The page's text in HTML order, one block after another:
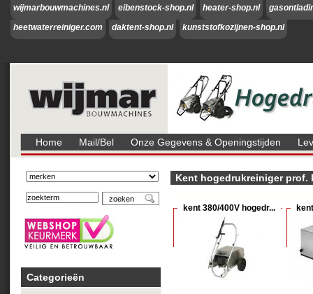
wijmarbouwmachines.nl eibenstock-shop.nl heater-shop.nl
heetwaterreiniger.com
daktent-shop.nl kunststofkozijnen-shop.nl
Home Mail/bel Onze Gegevens & Openingstijden
Categorieën
Kent hogedrukreiniger
kent 380/400V hogedr...